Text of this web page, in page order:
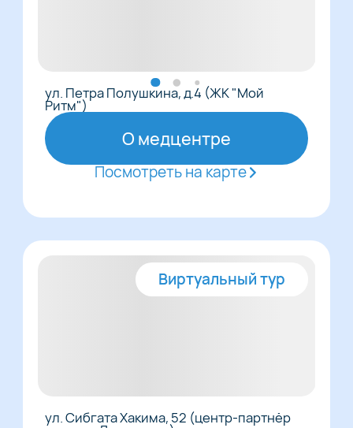
ул. Петра Полушкина, д.4 (ЖК "Мой
Ритм")
О медцентре
Посмотреть на карте
Виртуальный тур
ул. Сибгата Хакима, 52 (центр-партнёр